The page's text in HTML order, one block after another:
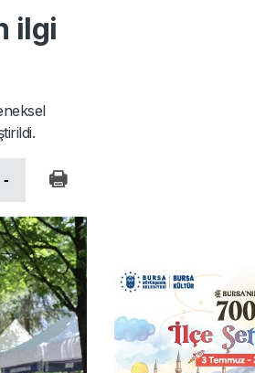
ilgi
-